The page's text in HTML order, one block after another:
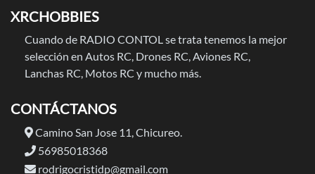
XRCHOBBIES
Cuando de RADIO CONTOL se trata tenemos la mejor
selección en Autos RC, Drones RC, Aviones RC,
Lanchas RC, Motos RC y mucho más.
CONTÁCTANOS
Camino San Jose 11, Chicureo.
56985018368
rodrigocristidp@gmail.com